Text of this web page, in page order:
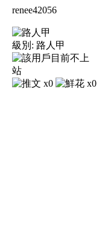
renee42056
級別: 路人甲
x0 x0